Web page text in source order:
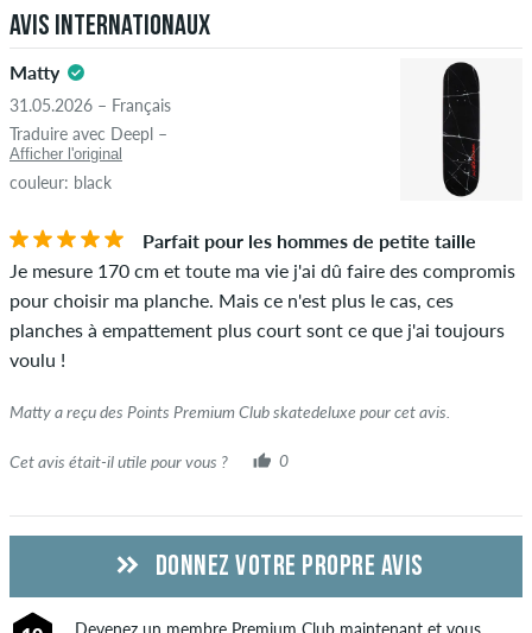
Avis internationaux
Matty
31.05.2026 – Français
Traduire avec Deepl –
Afficher l'original
couleur: black
Parfait pour les hommes de petite taille
Je mesure 170 cm et toute ma vie j'ai dû faire des compromis
pour choisir ma planche. Mais ce n'est plus le cas, ces
planches à empattement plus court sont ce que j'ai toujours
voulu !
Matty a reçu des Points Premium Club skatedeluxe pour cet avis.
Cet avis était-il utile pour vous ? 0
DONNEZ VOTRE PROPRE AVIS